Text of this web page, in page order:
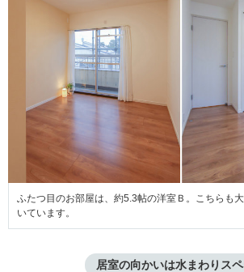
ふたつ目のお部屋は、約5.3帖の洋室Ｂ。こちらも
いています。
居室の向かいは水まわりス